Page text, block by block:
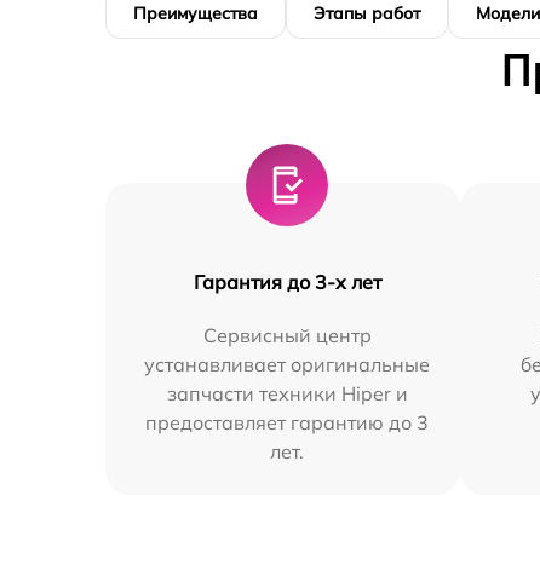
Преимущества Этапы работ Модели
Гарантия до 3-х лет
Сервисный центр
устанавливает оригинальные
запчасти техники Hiper и
предоставляет гарантию до 3
лет.